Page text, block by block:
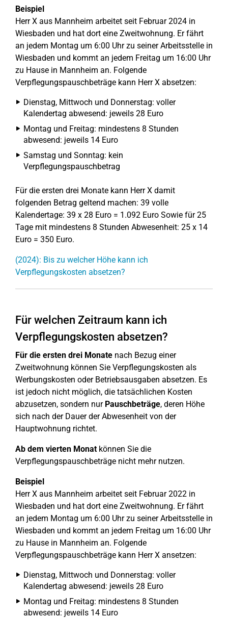
Beispiel
Herr X aus Mannheim arbeitet seit Februar 2024 in
Wiesbaden und hat dort eine Zweitwohnung. Er fährt
an jedem Montag um 6:00 Uhr zu seiner Arbeitsstelle in
Wiesbaden und kommt an jedem Freitag um 16:00 Uhr
zu Hause in Mannheim an. Folgende
Verpflegungspauschbeträge kann Herr X absetzen:
Dienstag, Mittwoch und Donnerstag: voller
Kalendertag abwesend: jeweils 28 Euro
Montag und Freitag: mindestens 8 Stunden
abwesend: jeweils 14 Euro
Samstag und Sonntag: kein
Verpflegungspauschbetrag
Für die ersten drei Monate kann Herr X damit
folgenden Betrag geltend machen: 39 volle
Kalendertage: 39 x 28 Euro = 1.092 Euro Sowie für 25
Tage mit mindestens 8 Stunden Abwesenheit: 25 x 14
Euro = 350 Euro.
(2024): Bis zu welcher Höhe kann ich
Verpflegungskosten absetzen?
Für welchen Zeitraum kann ich
Verpflegungskosten absetzen?
Für die ersten drei Monate nach Bezug einer
Zweitwohnung können Sie Verpflegungskosten als
Werbungskosten oder Betriebsausgaben absetzen. Es
ist jedoch nicht möglich, die tatsächlichen Kosten
abzusetzen, sondern nur Pauschbeträge, deren Höhe
sich nach der Dauer der Abwesenheit von der
Hauptwohnung richtet.
Ab dem vierten Monatkönnen Sie die
Verpflegungspauschbeträge nicht mehr nutzen.
Beispiel
Herr X aus Mannheim arbeitet seit Februar 2022 in
Wiesbaden und hat dort eine Zweitwohnung. Er fährt
an jedem Montag um 6:00 Uhr zu seiner Arbeitsstelle in
Wiesbaden und kommt an jedem Freitag um 16:00 Uhr
zu Hause in Mannheim an. Folgende
Verpflegungspauschbeträge kann Herr X ansetzen:
Dienstag, Mittwoch und Donnerstag: voller
Kalendertag abwesend: jeweils 28 Euro
Montag und Freitag: mindestens 8 Stunden
abwesend: jeweils 14 Euro